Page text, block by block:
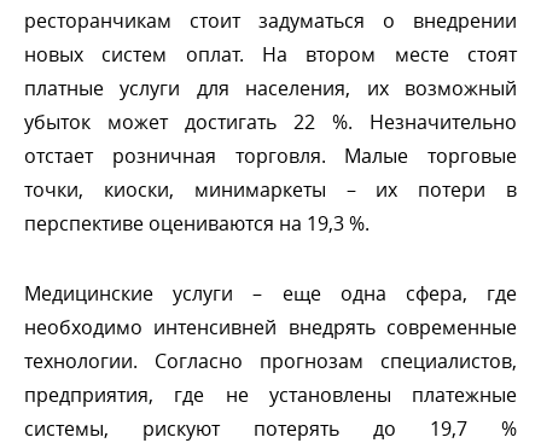
ресторанчикам стоит задуматься о внедрении
новых систем оплат. На втором месте стоят
платные услуги для населения, их возможный
убыток может достигать 22 %. Незначительно
отстает розничная торговля. Малые торговые
точки, киоски, минимаркеты – их потери
перспективе оцениваются на 19,3 %.
Медицинские услуги – еще одна сфера, где
необходимо интенсивней внедрять современные
технологии. Согласно прогнозам специалистов,
предприятия, где не установлены платежные
системы, рискуют потерять до 19,7 %